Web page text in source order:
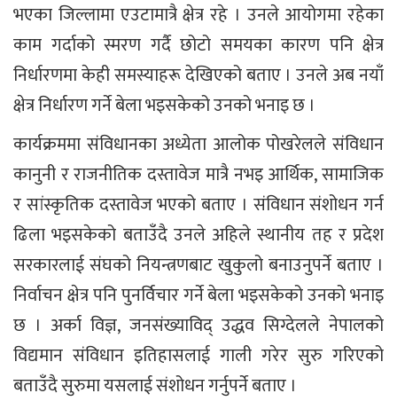
भएका जिल्लामा एउटामात्रै क्षेत्र रहे । उनले आयोगमा रहेका
काम गर्दाको स्मरण गर्दै छोटो समयका कारण पनि क्षेत्र
निर्धारणमा केही समस्याहरू देखिएको बताए । उनले अब नयाँ
क्षेत्र निर्धारण गर्ने बेला भइसकेको उनको भनाइ छ ।
कार्यक्रममा संविधानका अध्येता आलोक पोखरेलले संविधान
कानुनी र राजनीतिक दस्तावेज मात्रै नभइ आर्थिक, सामाजिक
र सांस्कृतिक दस्तावेज भएको बताए । संविधान संशोधन गर्न
ढिला भइसकेको बताउँदै उनले अहिले स्थानीय तह र प्रदेश
सरकारलाई संघको नियन्त्रणबाट खुकुलो बनाउनुपर्ने बताए ।
निर्वाचन क्षेत्र पनि पुनर्विचार गर्ने बेला भइसकेको उनको भनाइ
छ । अर्का विज्ञ, जनसंख्याविद् उद्धव सिग्देलले नेपालको
विद्यमान संविधान इतिहासलाई गाली गरेर सुरु गरिएको
बताउँदै सुरुमा यसलाई संशोधन गर्नुपर्ने बताए ।